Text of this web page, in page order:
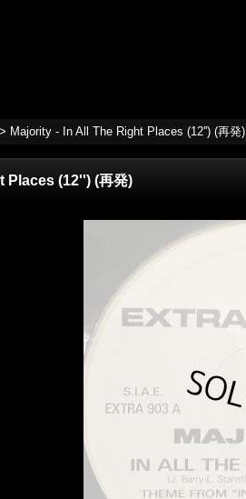
> Majority - In All The Right Places (12'') (再発)
Places (12'') (再発)